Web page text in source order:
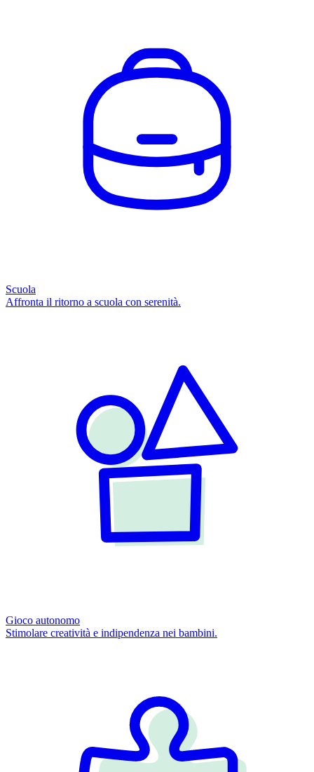
Scuola
Affronta il ritorno a scuola con serenità.
Gioco autonomo
Stimolare creatività e indipendenza nei bambini.